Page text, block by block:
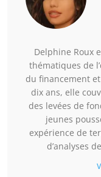
Delphine Roux
thématiques de
du financement
dix ans, elle
des levées de
jeunes
expérience de
d’analyses